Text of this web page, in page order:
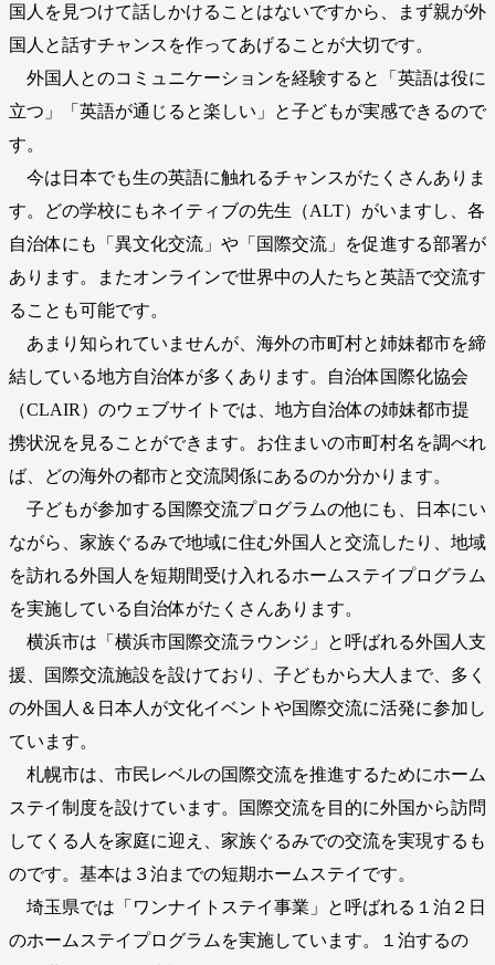
国人を見つけて話しかけることはないですから、まず親が外
国人と話すチャンスを作ってあげることが大切です。
外国人とのコミュニケーションを経験すると「英語は役に
立つ」「英語が通じると楽しい」と子どもが実感できるので
す。
今は日本でも生の英語に触れるチャンスがたくさんありま
す。どの学校にもネイティブの先生（ALT）がいますし、各
自治体にも「異文化交流」や「国際交流」を促進する部署が
あります。またオンラインで世界中の人たちと英語で交流す
ることも可能です。
あまり知られていませんが、海外の市町村と姉妹都市を締
結している地方自治体が多くあります。自治体国際化協会
（CLAIR）のウェブサイトでは、地方自治体の姉妹都市提
携状況を見ることができます。お住まいの市町村名を調べれ
ば、どの海外の都市と交流関係にあるのか分かります。
子どもが参加する国際交流プログラムの他にも、日本にい
ながら、家族ぐるみで地域に住む外国人と交流したり、地域
を訪れる外国人を短期間受け入れるホームステイプログラム
を実施している自治体がたくさんあります。
横浜市は「横浜市国際交流ラウンジ」と呼ばれる外国人支
援、国際交流施設を設けており、子どもから大人まで、多く
の外国人＆日本人が文化イベントや国際交流に活発に参加し
ています。
札幌市は、市民レベルの国際交流を推進するためにホーム
ステイ制度を設けています。国際交流を目的に外国から訪問
してくる人を家庭に迎え、家族ぐるみでの交流を実現するも
のです。基本は３泊までの短期ホームステイです。
埼玉県では「ワンナイトステイ事業」と呼ばれる１泊２日
のホームステイプログラムを実施しています。１泊するの